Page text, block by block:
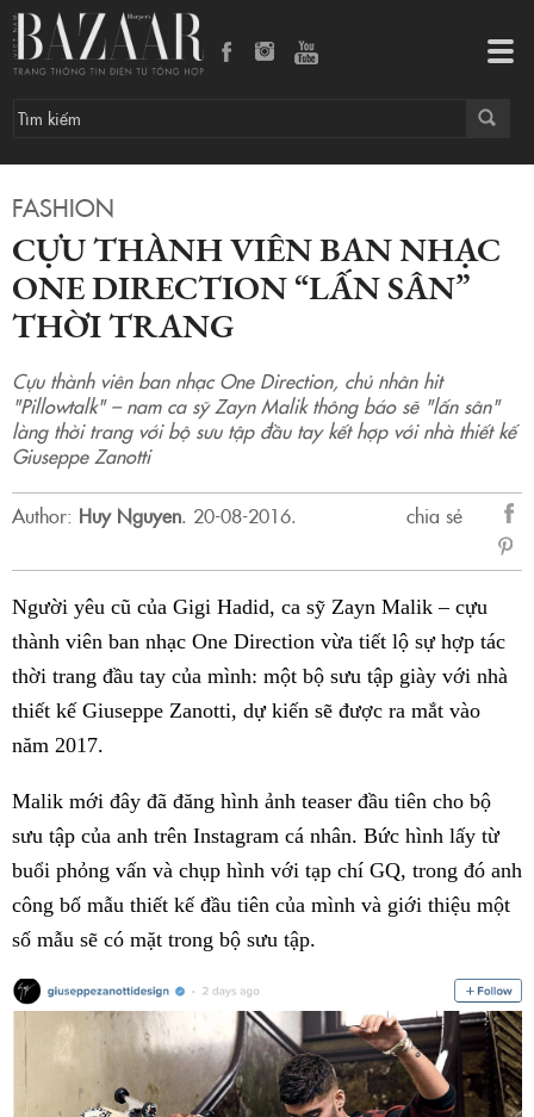
FASHION
CỰU THÀNH VIÊN BAN NHẠC
ONE DIRECTION “LẤN SÂN”
THỜI TRANG
Cựu thành viên ban nhạc One Direction, chủ nhân hit
"Pillowtalk" – nam ca sỹ Zayn Malik thông báo sẽ "lấn sân"
làng thời trang với bộ sưu tập đầu tay kết hợp với nhà thiết kế
Giuseppe Zanotti
Author: Huy Nguyen. 20-08-2016.
chia sẻ
sẻ
Người yêu cũ của Gigi Hadid, ca sỹ Zayn Malik – cựu
thành viên ban nhạc One Direction vừa tiết lộ sự hợp tác
thời trang đầu tay của mình: một bộ sưu tập giày với nhà
thiết kế Giuseppe Zanotti, dự kiến sẽ được ra mắt vào
năm 2017.
Malik mới đây đã đăng hình ảnh teaser đầu tiên cho bộ
sưu tập của anh trên Instagram cá nhân. Bức hình lấy từ
buổi phỏng vấn và chụp hình với tạp chí GQ, trong đó anh
công bố mẫu thiết kế đầu tiên của mình và giới thiệu một
số mẫu sẽ có mặt trong bộ sưu tập.